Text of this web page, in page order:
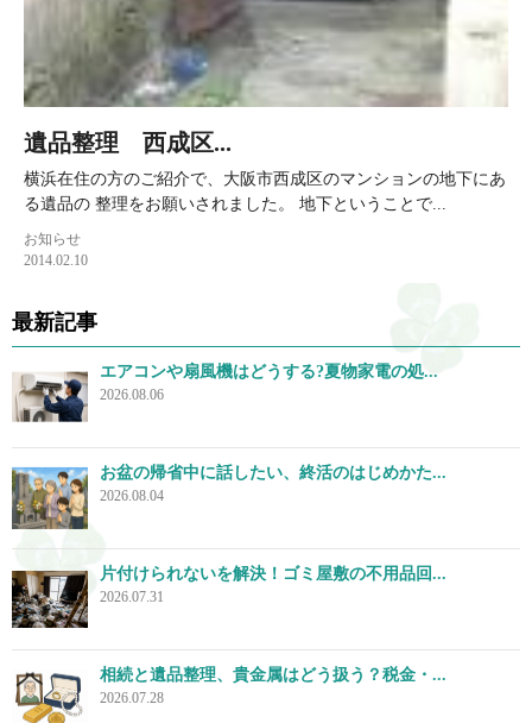
遺品整理 西成区...
横浜在住の方のご紹介で、大阪市西成区のマンションの地下にあ
る遺品の 整理をお願いされました。 地下ということで...
お知らせ
2014.02.10
最新記事
エアコンや扇風機はどうする?夏物家電の処...
2026.08.06
お盆の帰省中に話したい、終活のはじめかた...
2026.08.04
片付けられないを解決！ゴミ屋敷の不用品回...
2026.07.31
相続と遺品整理、貴金属はどう扱う？税金・...
2026.07.28